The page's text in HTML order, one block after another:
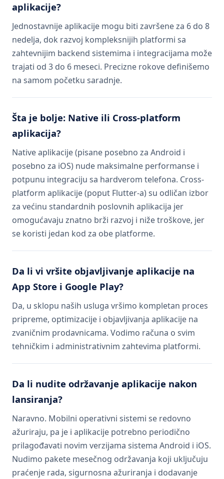
aplikacije?
Jednostavnije aplikacije mogu biti završene za 6 do 8
nedelja, dok razvoj kompleksnijih platformi sa
zahtevnijim backend sistemima i integracijama može
trajati od 3 do 6 meseci. Precizne rokove definišemo
na samom početku saradnje.
Šta je bolje: Native ili Cross-platform
aplikacija?
Native aplikacije (pisane posebno za Android i
posebno za iOS) nude maksimalne performanse i
potpunu integraciju sa hardverom telefona. Cross-
platform aplikacije (poput Flutter-a) su odličan izbor
za većinu standardnih poslovnih aplikacija jer
omogućavaju znatno brži razvoj i niže troškove, jer
se koristi jedan kod za obe platforme.
Da li vi vršite objavljivanje aplikacije na
App Store i Google Play?
Da, u sklopu naših usluga vršimo kompletan proces
pripreme, optimizacije i objavljivanja aplikacije na
zvaničnim prodavnicama. Vodimo računa o svim
tehničkim i administrativnim zahtevima platformi.
Da li nudite održavanje aplikacije nakon
lansiranja?
Naravno. Mobilni operativni sistemi se redovno
ažuriraju, pa je i aplikacije potrebno periodično
prilagođavati novim verzijama sistema Android i iOS.
Nudimo pakete mesečnog održavanja koji uključuju
praćenje rada, sigurnosna ažuriranja i dodavanje